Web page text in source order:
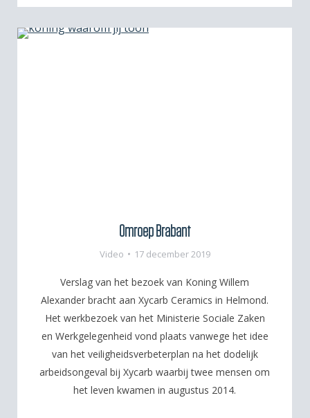
Omroep Brabant
Video 17 december 2019
Verslag van het bezoek van Koning Willem
Alexander bracht aan Xycarb Ceramics in Helmond.
Het werkbezoek van het Ministerie Sociale Zaken
en Werkgelegenheid vond plaats vanwege het idee
van het veiligheidsverbeterplan na het dodelijk
arbeidsongeval bij Xycarb waarbij twee mensen om
het leven kwamen in augustus 2014.